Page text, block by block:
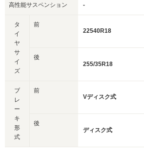
高性能サスペンション -
タ
イ
ヤ
サ
イ
ズ
前
22540R18
後
255/35R18
ブ
レ
ー
キ
形
式
前
Vディスク式
後
ディスク式